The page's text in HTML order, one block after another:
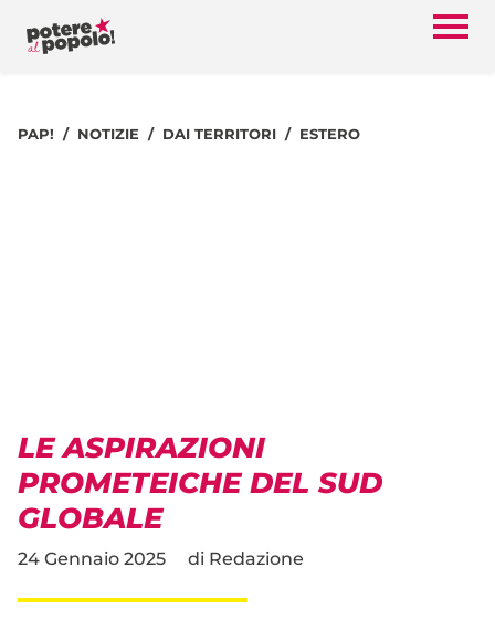
PAP! NOTIZIE DAI TERRITORI ESTERO
LE ASPIRAZIONI
PROMETEICHE DEL SUD
GLOBALE
24 Gennaio 2025 di Redazione